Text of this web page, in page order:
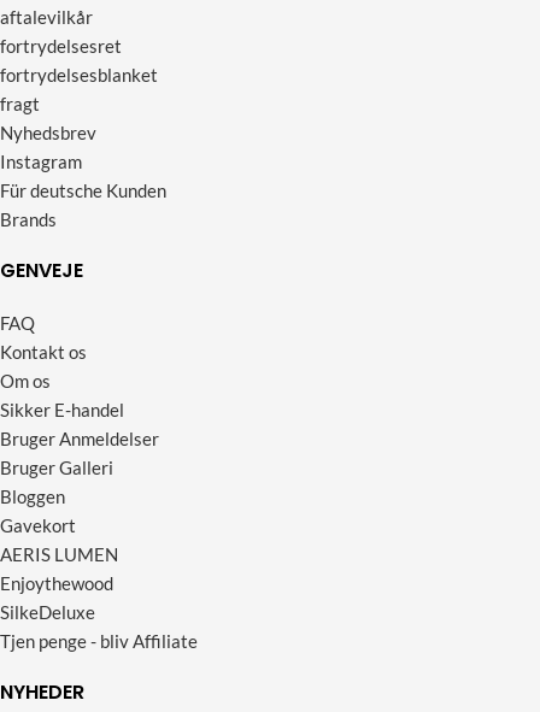
aftalevilkår
fortrydelsesret
fortrydelsesblanket
fragt
Nyhedsbrev
Instagram
Für deutsche Kunden
Brands
GENVEJE
FAQ
Kontakt os
Om os
Sikker E-handel
Bruger Anmeldelser
Bruger Galleri
Bloggen
Gavekort
AERIS LUMEN
Enjoythewood
SilkeDeluxe
Tjen penge - bliv Affiliate
NYHEDER